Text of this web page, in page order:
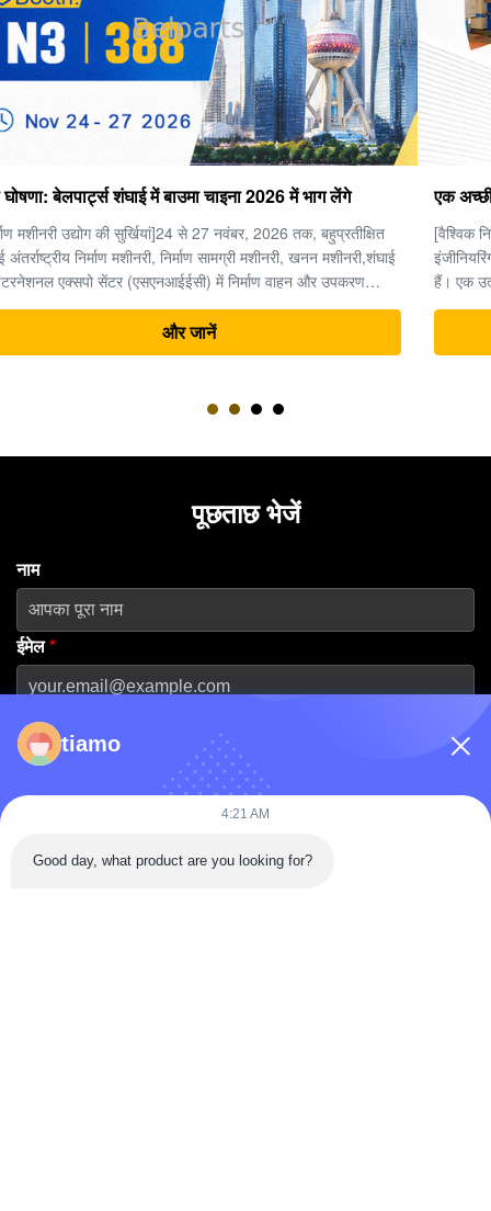
एक अच्छी फ़ाइनल ड्राइव कैसे चुनें?
[वैश्विक निर्माण मशीनरी उद्योग अवलोकन] भारी मशीनरी और अर्थमूविंग
इंजीनियरिंग के क्षेत्र में, समय पैसा है, और उत्खननकर्ता पूरी परियोजना का "दिल"
हैं। एक उत्खननकर्ता की जटिल विद्युत प्रणाली के भीतर, अंतिम ड्राइव (ट्रैवल
मोटर और रेड्यूसर असेंबली) उच्च दबाव वाली हाइड्रोलिक ऊर्जा को यांत्रिक
पूछताछ भेजें
नाम
ईमेल*
फ़ोन नंबर
कंपनी का नाम
tiamo
4:21 AM
Good day, what product are you looking for?